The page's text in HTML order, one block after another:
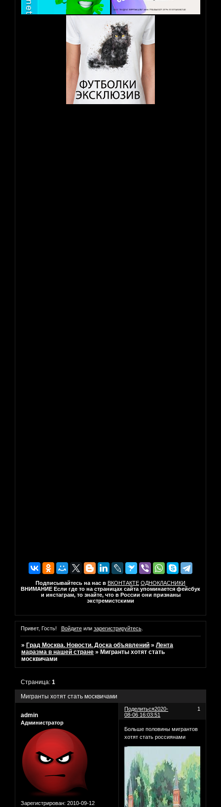
Подписывайтесь на нас в ВКОНТАКТЕ ОДНОКЛАСНИКИ
ВНИМАНИЕ Если где то на страницах сайта упоминается фейсбук
и инстаграм, то знайте, что в России они признаны
экстремистскими
Привет, Гость! Войдитеили зарегистрируйтесь.
» Град Москва. Новости. Доска объявлений »Лента
маразма в нашей стране » Мигранты хотят стать
москвичами
Мигранты хотят стать москвичами
Страница:1
Поделиться 1
2020-
08-06 16:03:51
admin
Администратор
Зарегистрирован: 2010-09-12
Больше половины мигрантов
хотят стать россиянами